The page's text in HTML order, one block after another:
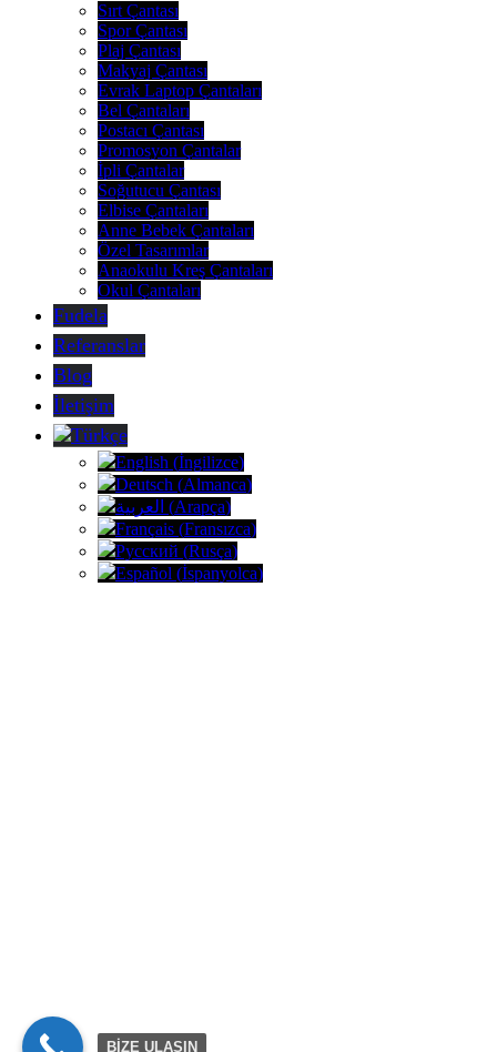
Sırt Çantası
Spor Çantası
Plaj Çantası
Makyaj Çantası
Evrak Laptop Çantaları
Bel Çantaları
Postacı Çantası
Promosyon Çantalar
İpli Çantalar
Soğutucu Çantası
Elbise Çantaları
Anne Bebek Çantaları
Özel Tasarımlar
Anaokulu Kreş Çantaları
Okul Çantaları
Fudela
Referanslar
Blog
İletişim
Türkçe
English (İngilizce)
Deutsch (Almanca)
العربية (Arapça)
Français (Fransızca)
Русский (Rusça)
Español (İspanyolca)
BİZE ULAŞIN